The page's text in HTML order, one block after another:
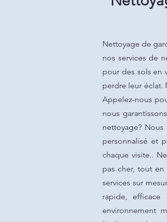
Nettoyage de
nos services de
pour des sols en
perdre leur éclat.
Appelez-nous
nous
nettoyage?
personnalisé et
chaque visite..
pas cher, tout
services sur
rapide, efficace
environnement